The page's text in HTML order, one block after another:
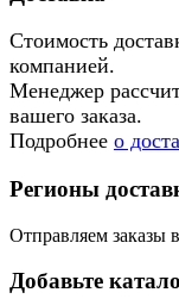
Стоимость
компанией.
Менеджер
вашего заказа.
Подробнее о
Регионы
Отправляем заказы
Добавьте